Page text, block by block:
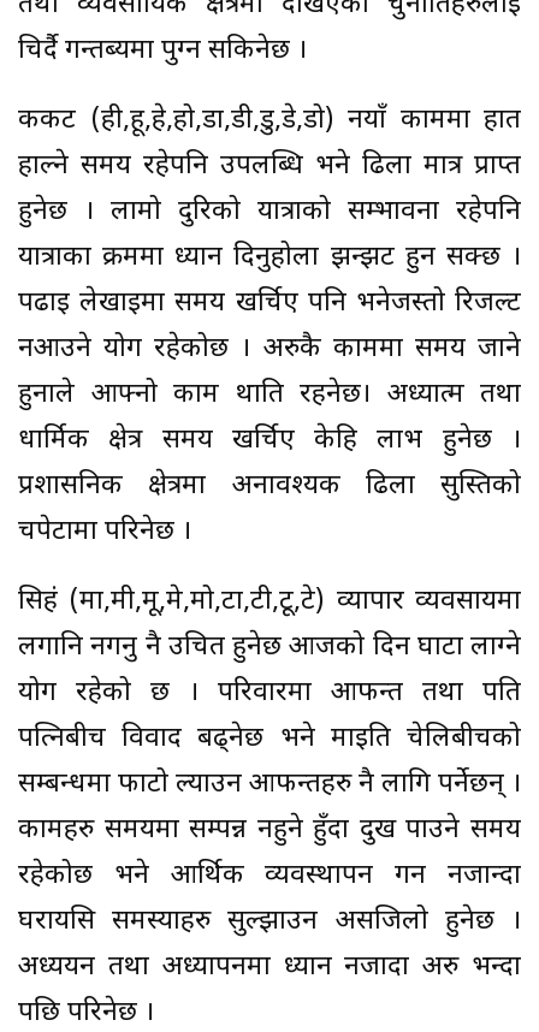
चिर्दै गन्तब्यमा पुग्न सकिनेछ ।
कर्कट (ही,हू,हे,हो,डा,डी,डु,डे,डो) नयाँ काममा हात
हाल्ने समय रहेपनि उपलब्धि भने ढिला मात्र प्राप्त
हुनेछ । लामो दुरिको यात्राको सम्भावना रहेपनि
यात्राका क्रममा ध्यान दिनुहोला झन्झट हुन सक्छ ।
पढाइ लेखाइमा समय खर्चिए पनि भनेजस्तो रिजल्ट
नआउने योग रहेकोछ । अरुकै काममा समय जाने
हुनाले आफ्नो काम थाति रहनेछ। अध्यात्म तथा
धार्मिक क्षेत्र समय खर्चिए केहि लाभ हुनेछ ।
प्रशासनिक क्षेत्रमा अनावश्यक ढिला सुस्तिको
चपेटामा परिनेछ ।
सिहं (मा,मी,मू,मे,मो,टा,टी,टू,टे) व्यापार व्यवसायमा
लगानि नगर्नु नै उचित हुनेछ आजको दिन घाटा लाग्ने
योग रहेको छ । परिवारमा आफन्त तथा पति
पत्निबीच विवाद बढ्नेछ भने माइति चेलिबीचको
सम्बन्धमा फाटो ल्याउन आफन्तहरु नै लागि पर्नेछन् ।
कामहरु समयमा सम्पन्न नहुने हुँदा दुख पाउने समय
रहेकोछ भने आर्थिक व्यवस्थापन गर्न नजान्दा
घरायसि समस्याहरु सुल्झाउन असजिलो हुनेछ ।
अध्ययन तथा अध्यापनमा ध्यान नजादा अरु भन्दा
पछि परिनेछ ।